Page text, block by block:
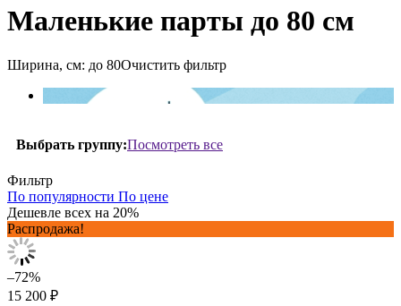
Маленькие парты до 80 см
Ширина, см: до 80Очистить фильтр
Выбрать группу:Посмотреть все
Фильтр
По популярности По цене
Дешевле всех на 20%
Распродажа!
–72%
15 200 ₽